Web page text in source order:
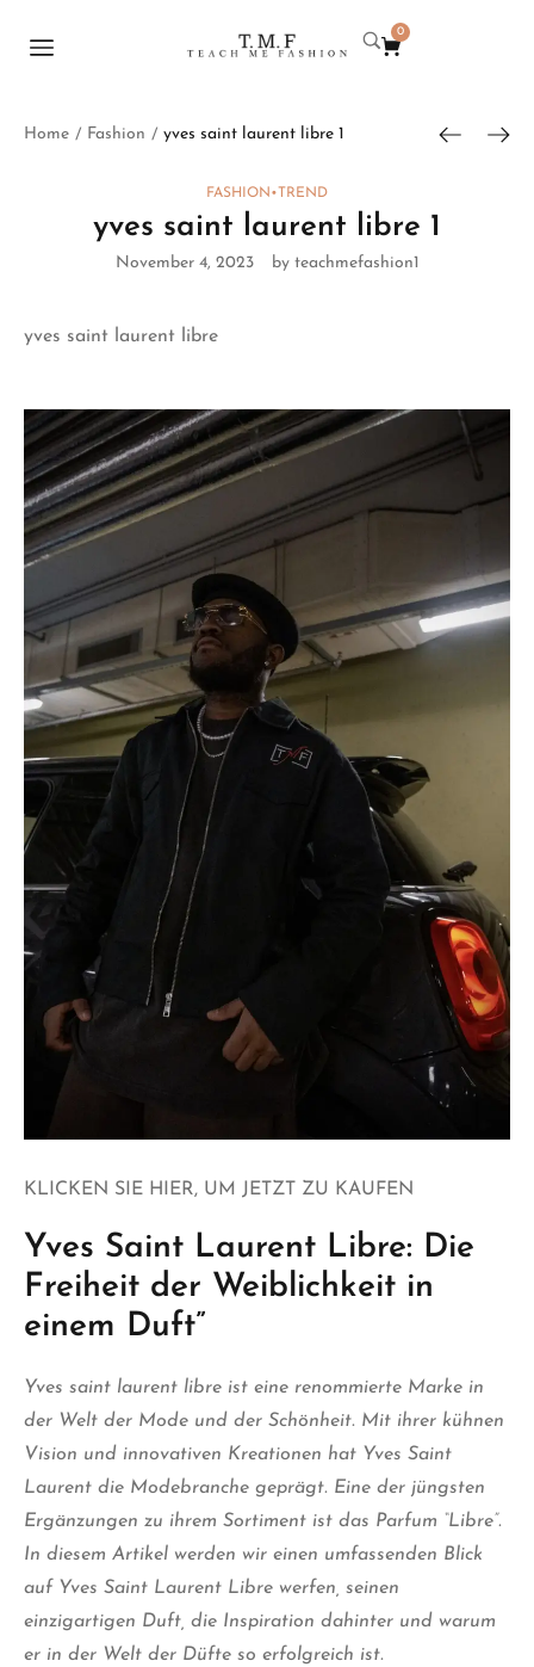
0
Home / Fashion / yves saint laurent libre 1
FASHION •TREND
yves saint laurent libre 1
November 4, 2023 by teachmefashion1
yves saint laurent libre
KLICKEN SIE HIER, UM JETZT ZU KAUFEN
Yves Saint Laurent Libre: Die
Freiheit der Weiblichkeit in
einem Duft”
Yves saint laurent libre ist eine renommierte Marke in
der Welt der Mode und der Schönheit. Mit ihrer kühnen
Vision und innovativen Kreationen hat Yves Saint
Laurent die Modebranche geprägt. Eine der jüngsten
Ergänzungen zu ihrem Sortiment ist das Parfum “Libre”.
In diesem Artikel werden wir einen umfassenden Blick
auf Yves Saint Laurent Libre werfen, seinen
einzigartigen Duft, die Inspiration dahinter und warum
er in der Welt der Düfte so erfolgreich ist.